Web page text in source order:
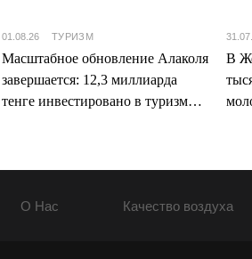
01.08.26 ТУРИЗМ
Масштабное обновление Алаколя
завершается: 12,3 миллиарда
тенге инвестировано в туризм
В
О Нас Качество воздуха